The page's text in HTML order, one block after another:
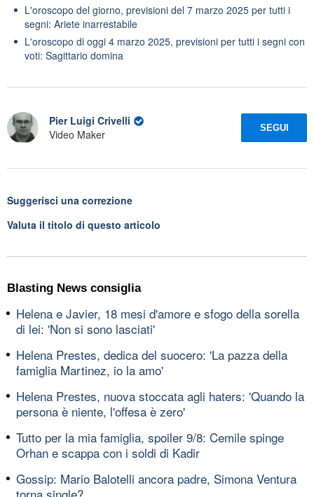
L'oroscopo del giorno, previsioni del 7 marzo 2025 per tutti i
segni: Ariete inarrestabile
L'oroscopo di oggi 4 marzo 2025, previsioni per tutti i segni con
voti: Sagittario domina
Pier Luigi Crivelli
Video Maker
SEGUI
Suggerisci una correzione
Valuta il titolo di questo articolo
Blasting News consiglia
Helena e Javier, 18 mesi d'amore e sfogo della sorella
di lei: 'Non si sono lasciati'
Helena Prestes, dedica del suocero: 'La pazza della
famiglia Martinez, io la amo'
Helena Prestes, nuova stoccata agli haters: 'Quando la
persona è niente, l'offesa è zero'
Tutto per la mia famiglia, spoiler 9/8: Cemile spinge
Orhan e scappa con i soldi di Kadir
Gossip: Mario Balotelli ancora padre, Simona Ventura